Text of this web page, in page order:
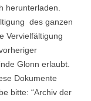
herunterladen.
des ganzen
Vervielfältigung
Glonn erlaubt.
Dokumente
bitte: “Archiv der